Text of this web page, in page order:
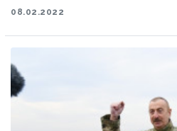
çox məsələlər bizə qonşudan “bişmiş”
yönləndirilib, ya da bir qədər fərqli
08.02.2022